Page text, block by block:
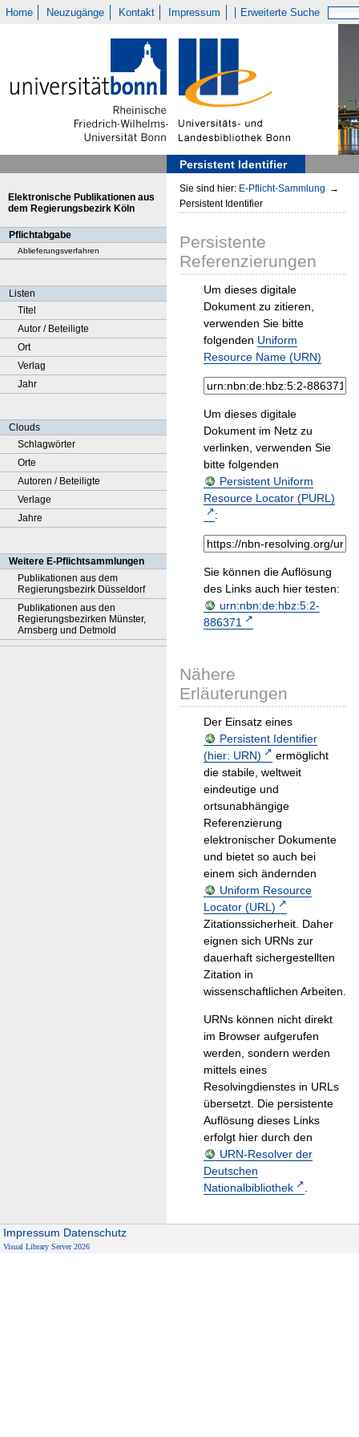
Home Neuzugänge Kontakt Impressum Erweiterte Suche
Persistent Identifier
Elektronische Publikationen aus
dem Regierungsbezirk Köln
Pflichtabgabe
Ablieferungsverfahren
Listen
Titel
Autor / Beteiligte
Ort
Verlag
Jahr
Clouds
Schlagwörter
Orte
Autoren / Beteiligte
Verlage
Jahre
Weitere E-Pflichtsammlungen
Publikationen aus dem
Regierungsbezirk Düsseldorf
Publikationen aus den
Regierungsbezirken Münster,
Arnsberg und Detmold
Sie sind hier: E-Pflicht-Sammlung →
Persistent Identifier
Persistente
Referenzierungen
Um dieses digitale
Dokument zu zitieren,
verwenden Sie bitte
folgenden Uniform
Resource Name (URN)
Um dieses digitale
Dokument im Netz zu
verlinken, verwenden Sie
bitte folgenden
Persistent Uniform
Resource Locator (PURL)
:
Sie können die Auflösung
des Links auch hier testen:
urn:nbn:de:hbz:5:2-
886371
Nähere
Erläuterungen
Der Einsatz eines
Persistent Identifier
(hier: URN)
ermöglicht
die stabile, weltweit
eindeutige und
ortsunabhängige
Referenzierung
elektronischer Dokumente
und bietet so auch bei
einem sich ändernden
Uniform Resource
Locator (URL)
Zitationssicherheit. Daher
eignen sich URNs zur
dauerhaft sichergestellten
Zitation in
wissenschaftlichen Arbeiten.
URNs können nicht direkt
im Browser aufgerufen
werden, sondern werden
mittels eines
Resolvingdienstes in URLs
übersetzt. Die persistente
Auflösung dieses Links
erfolgt hier durch den
URN-Resolver der
Deutschen
Nationalbibliothek
.
Impressum Datenschutz
Visual Library Server 2026